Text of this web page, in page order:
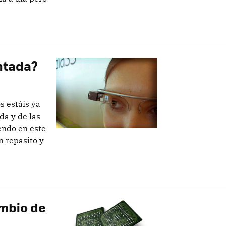
estáis ya
y de las
en este
repasito y
de